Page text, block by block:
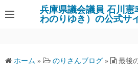
ン
ツ
兵庫県議会議員 石川憲
わのりゆき）の公式サ
ホーム » のりさんブログ » 最後